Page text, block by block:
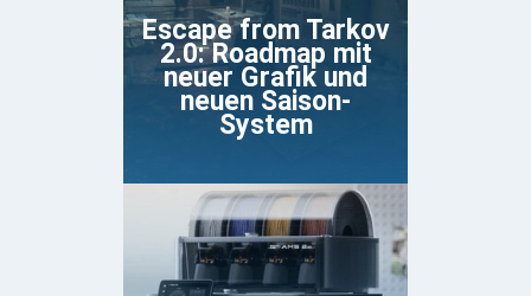
Escape from Tarkov
2.0: Roadmap mit
neuer Grafik und
neuen Saison-
System